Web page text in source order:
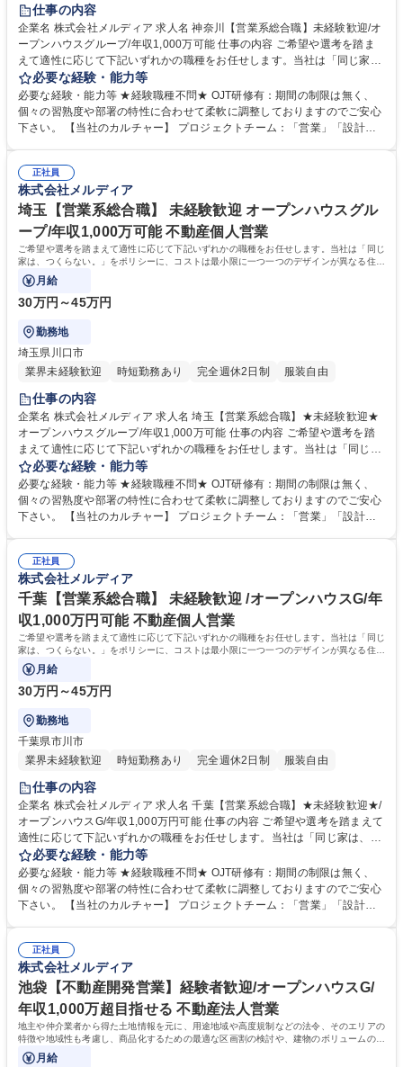
仕事の内容
企業名 株式会社メルディア 求人名 神奈川【営業系総合職】未経験歓迎/オ
ープンハウスグループ/年収1,000万可能 仕事の内容 ご希望や選考を踏ま
えて適性に応じて下記いずれかの職種をお任せします。当社は「同じ家
は、つくらない。」をポリシーに、コストは最小限に一つ一つのデザイン
が異なる住宅づくりを続けています。 【配属可能性のある職種について】
■売買仲介営業（BtoC） ※株式会社メルディアリアルティへ出向となりま
す。 ■不動産開発営業（BtoB） ★詳細について気になる方はお気軽にお問
必要な経験・能力等
必要な経験・能力等 ★経験職種不問★ OJT研修有：期間の制限は無く、
個々の習熟度や部署の特性に合わせて柔軟に調整しておりますのでご安心
下さい。 【当社のカルチャー】 プロジェクトチーム：「営業」「設計」
ぞれの目線から意見をぶつけ合うことで、それぞれの業種の経験だけでは
身につかない、幅広い知識とスキルを身につけることができます。 学歴・
資格 学歴：大学院 大学 高専 短大 専修学校 高校 語学力： 資格：第一種運
転免許普通自動車
正社員
株式会社メルディア
埼玉【営業系総合職】 未経験歓迎 オープンハウスグル
ープ/年収1,000万可能 不動産個人営業
ご希望や選考を踏まえて適性に応じて下記いずれかの職種をお任せします。当社は「同じ
家は、つくらない。」をポリシーに、コストは最小限に一つ一つのデザインが異なる住宅
づくりを続けています。
月給
30万円～45万円
勤務地
埼玉県川口市
業界未経験歓迎
時短勤務あり 完全週休2日制 服装自由
仕事の内容
企業名 株式会社メルディア 求人名 埼玉【営業系総合職】★未経験歓迎★
オープンハウスグループ/年収1,000万可能 仕事の内容 ご希望や選考を踏
まえて適性に応じて下記いずれかの職種をお任せします。当社は「同じ家
は、つくらない。」をポリシーに、コストは最小限に一つ一つのデザイン
が異なる住宅づくりを続けています。 【配属可能性のある職種について】
■売買仲介営業（BtoC） ※株式会社メルディアリアルティへ出向となりま
す。 ■不動産開発営業（BtoB） ★詳細について気になる方はお気軽にお問
必要な経験・能力等
必要な経験・能力等 ★経験職種不問★ OJT研修有：期間の制限は無く、
個々の習熟度や部署の特性に合わせて柔軟に調整しておりますのでご安心
下さい。 【当社のカルチャー】 プロジェクトチーム：「営業」「設計」
ぞれの目線から意見をぶつけ合うことで、それぞれの業種の経験だけでは
身につかない、幅広い知識とスキルを身につけることができます。 学歴・
資格 学歴：大学院 大学 高専 短大 専修学校 高校 語学力： 資格：第一種運
転免許普通自動車
正社員
株式会社メルディア
千葉【営業系総合職】 未経験歓迎 /オープンハウスG/年
収1,000万円可能 不動産個人営業
ご希望や選考を踏まえて適性に応じて下記いずれかの職種をお任せします。当社は「同じ
家は、つくらない。」をポリシーに、コストは最小限に一つ一つのデザインが異なる住宅
づくりを続けています。
月給
30万円～45万円
勤務地
千葉県市川市
業界未経験歓迎
時短勤務あり 完全週休2日制 服装自由
仕事の内容
企業名 株式会社メルディア 求人名 千葉【営業系総合職】★未経験歓迎★/
オープンハウスG/年収1,000万円可能 仕事の内容 ご希望や選考を踏まえて
適性に応じて下記いずれかの職種をお任せします。当社は「同じ家は、つ
くらない。」をポリシーに、コストは最小限に一つ一つのデザインが異な
る住宅づくりを続けています。 【配属可能性のある職種について】 ■売買
仲介営業（BtoC） ※株式会社メルディアリアルティへ出向となります。
■不動産開発営業（BtoB） ★詳細について気になる方はお気軽にお問い合
必要な経験・能力等
必要な経験・能力等 ★経験職種不問★ OJT研修有：期間の制限は無く、
個々の習熟度や部署の特性に合わせて柔軟に調整しておりますのでご安心
下さい。 【当社のカルチャー】 プロジェクトチーム：「営業」「設計」
ぞれの目線から意見をぶつけ合うことで、それぞれの業種の経験だけでは
身につかない、幅広い知識とスキルを身につけることができます。 学歴・
資格 学歴：大学院 大学 高専 短大 専修学校 高校 語学力： 資格：第一種運
転免許普通自動車
正社員
株式会社メルディア
池袋【不動産開発営業】経験者歓迎/オープンハウスG/
年収1,000万超目指せる 不動産法人営業
地主や仲介業者から得た土地情報を元に、用途地域や高度規制などの法令、そのエリアの
特徴や地域性も考慮し、商品化するための最適な区画割の検討や、建物のボリュームの検
討をします。
月給